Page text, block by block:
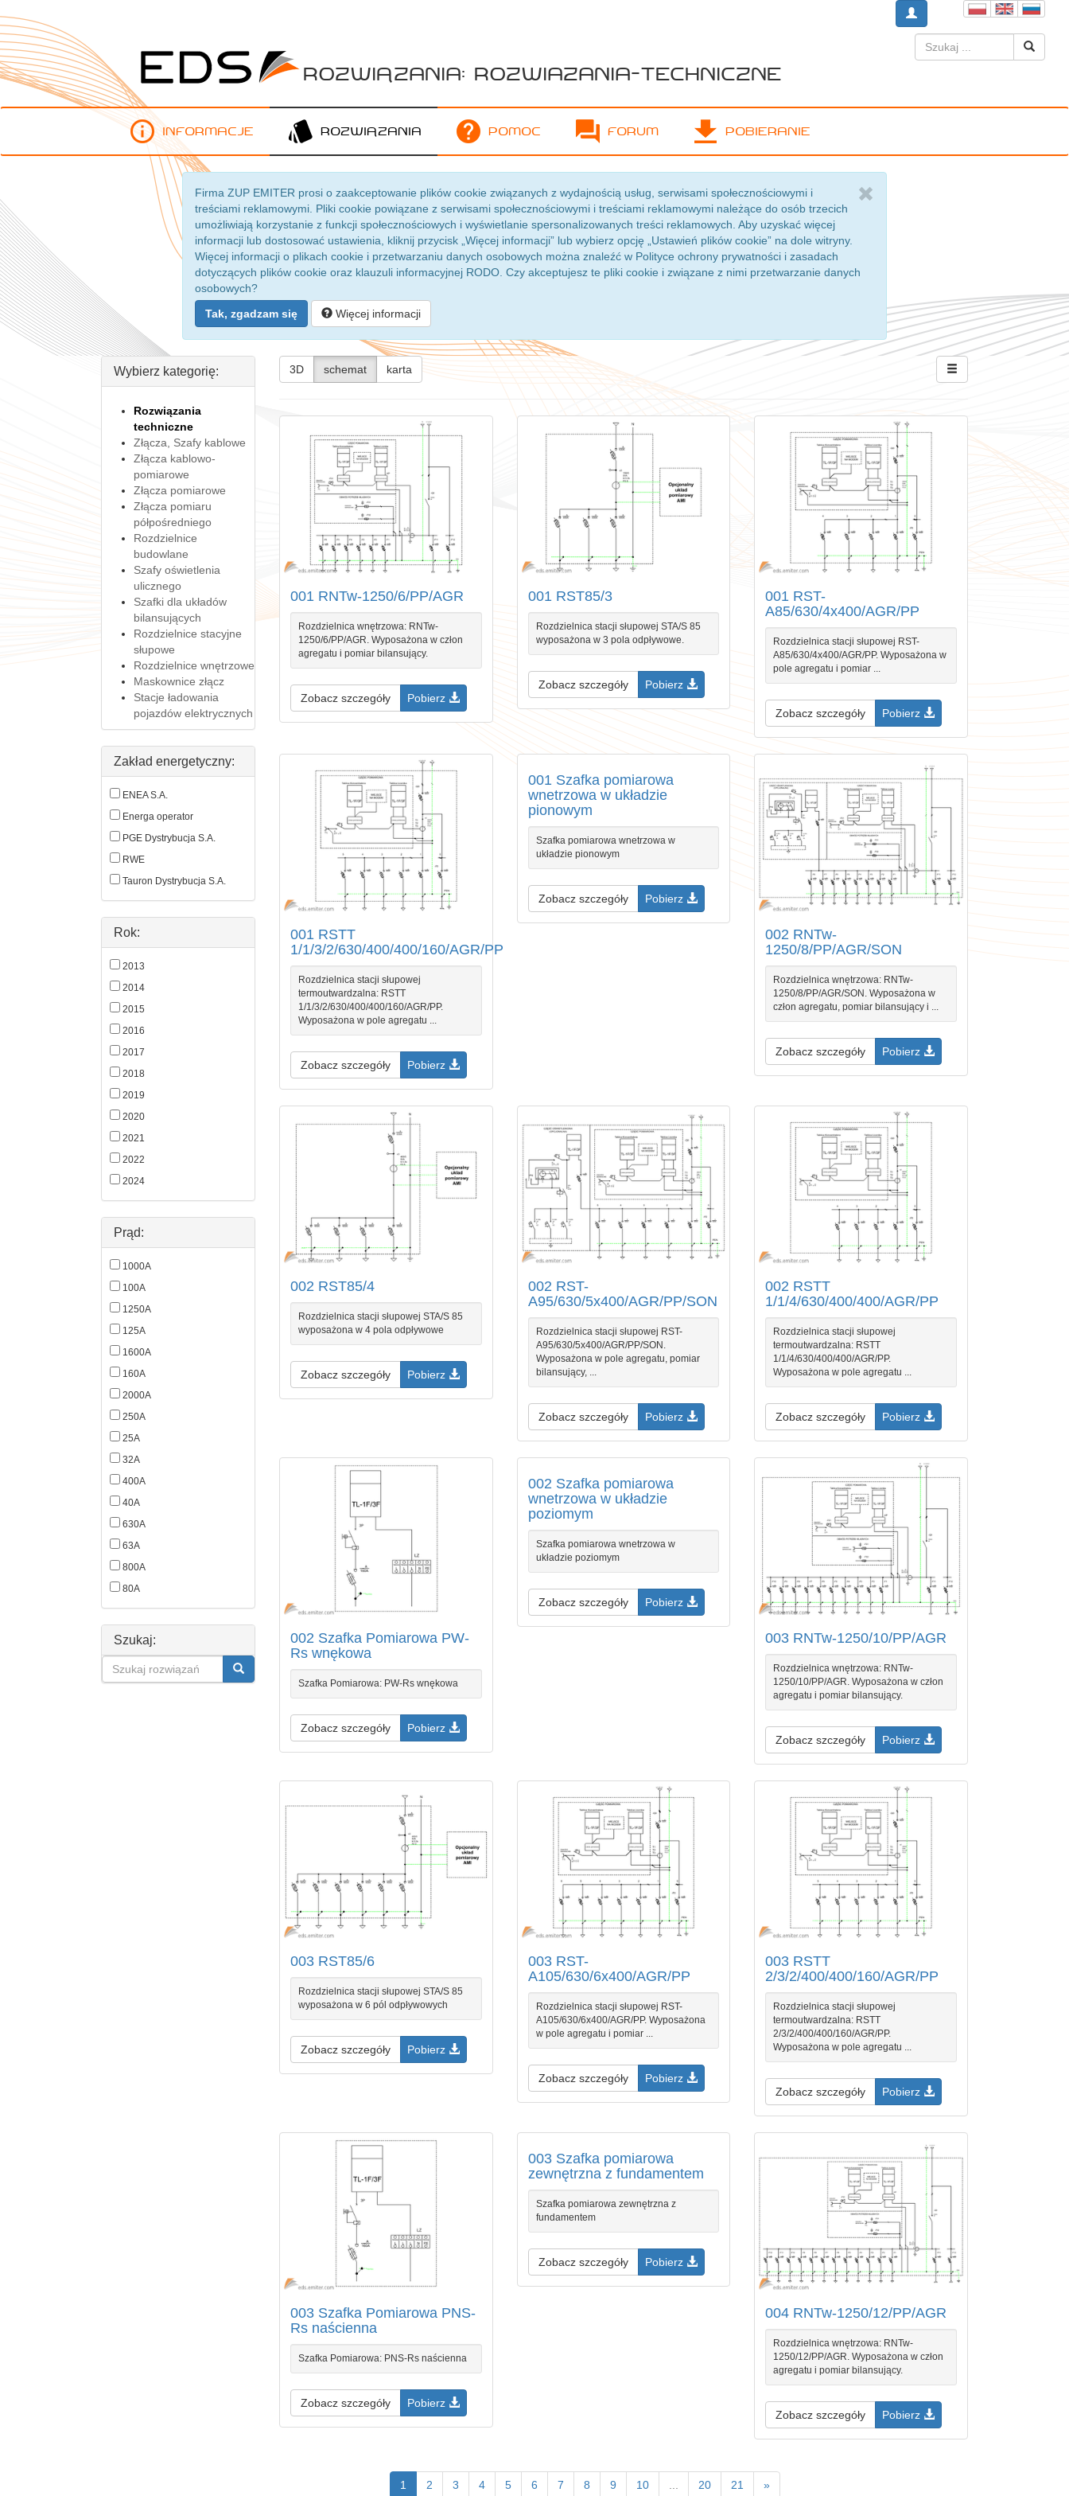
Rozwiązania: rozwiazania-techniczne
Informacje Rozwiązania Pomoc Forum Pobieranie
Firma ZUP EMITER prosi o zaakceptowanie plików cookie związanych z wydajnością usług, serwisami społecznościowymi i
treściami reklamowymi. Pliki cookie powiązane z serwisami społecznościowymi i treściami reklamowymi należące do osób trzecich
umożliwiają korzystanie z funkcji społecznościowych i wyświetlanie spersonalizowanych treści reklamowych. Aby uzyskać więcej
informacji lub dostosować ustawienia, kliknij przycisk „Więcej informacji” lub wybierz opcję „Ustawień plików cookie” na dole witryny.
Więcej informacji o plikach cookie i przetwarzaniu danych osobowych można znaleźć w Polityce ochrony prywatności i zasadach
dotyczących plików cookie oraz klauzuli informacyjnej RODO. Czy akceptujesz te pliki cookie i związane z nimi przetwarzanie danych
osobowych?
Tak, zgadzam się
Więcej informacji
Wybierz kategorię:
Rozwiązania
techniczne
Złącza, Szafy kablowe
Złącza kablowo-
pomiarowe
Złącza pomiarowe
Złącza pomiaru
półpośredniego
Rozdzielnice
budowlane
Szafy oświetlenia
ulicznego
Szafki dla układów
bilansujących
Rozdzielnice stacyjne
słupowe
Rozdzielnice wnętrzowe
Maskownice złącz
Stacje ładowania
pojazdów elektrycznych
Zakład energetyczny:
ENEA S.A.
Energa operator
PGE Dystrybucja S.A.
RWE
Tauron Dystrybucja S.A.
Rok:
2013
2014
2015
2016
2017
2018
2019
2020
2021
2022
2024
Prąd:
1000A
100A
1250A
125A
1600A
160A
2000A
250A
25A
32A
400A
40A
630A
63A
800A
80A
Szukaj:
3D schemat karta
001 RNTw-1250/6/PP/AGR
Rozdzielnica wnętrzowa: RNTw-
1250/6/PP/AGR. Wyposażona w człon
agregatu i pomiar bilansujący.
Zobacz szczegóły Pobierz
001 RST85/3
Rozdzielnica stacji słupowej STA/S 85
wyposażona w 3 pola odpływowe.
Zobacz szczegóły Pobierz
001 RST-
A85/630/4x400/AGR/PP
Rozdzielnica stacji słupowej RST-
A85/630/4x400/AGR/PP. Wyposażona w
pole agregatu i pomiar ...
Zobacz szczegóły Pobierz
001 RSTT
1/1/3/2/630/400/400/160/AGR/PP
Rozdzielnica stacji słupowej
termoutwardzalna: RSTT
1/1/3/2/630/400/400/160/AGR/PP.
Wyposażona w pole agregatu ...
Zobacz szczegóły Pobierz
001 Szafka pomiarowa
wnetrzowa w układzie
pionowym
Szafka pomiarowa wnetrzowa w
układzie pionowym
Zobacz szczegóły Pobierz
002 RNTw-
1250/8/PP/AGR/SON
Rozdzielnica wnętrzowa: RNTw-
1250/8/PP/AGR/SON. Wyposażona w
człon agregatu, pomiar bilansujący i ...
Zobacz szczegóły Pobierz
002 RST85/4
Rozdzielnica stacji słupowej STA/S 85
wyposażona w 4 pola odpływowe
Zobacz szczegóły Pobierz
002 RST-
A95/630/5x400/AGR/PP/SON
Rozdzielnica stacji słupowej RST-
A95/630/5x400/AGR/PP/SON.
Wyposażona w pole agregatu, pomiar
bilansujący, ...
Zobacz szczegóły Pobierz
002 RSTT
1/1/4/630/400/400/AGR/PP
Rozdzielnica stacji słupowej
termoutwardzalna: RSTT
1/1/4/630/400/400/AGR/PP.
Wyposażona w pole agregatu ...
Zobacz szczegóły Pobierz
002 Szafka Pomiarowa PW-
Rs wnękowa
Szafka Pomiarowa: PW-Rs wnękowa
Zobacz szczegóły Pobierz
002 Szafka pomiarowa
wnetrzowa w układzie
poziomym
Szafka pomiarowa wnetrzowa w
układzie poziomym
Zobacz szczegóły Pobierz
003 RNTw-1250/10/PP/AGR
Rozdzielnica wnętrzowa: RNTw-
1250/10/PP/AGR. Wyposażona w człon
agregatu i pomiar bilansujący.
Zobacz szczegóły Pobierz
003 RST85/6
Rozdzielnica stacji słupowej STA/S 85
wyposażona w 6 pól odpływowych
Zobacz szczegóły Pobierz
003 RST-
A105/630/6x400/AGR/PP
Rozdzielnica stacji słupowej RST-
A105/630/6x400/AGR/PP. Wyposażona
w pole agregatu i pomiar ...
Zobacz szczegóły Pobierz
003 RSTT
2/3/2/400/400/160/AGR/PP
Rozdzielnica stacji słupowej
termoutwardzalna: RSTT
2/3/2/400/400/160/AGR/PP.
Wyposażona w pole agregatu ...
Zobacz szczegóły Pobierz
003 Szafka Pomiarowa PNS-
Rs naścienna
Szafka Pomiarowa: PNS-Rs naścienna
Zobacz szczegóły Pobierz
003 Szafka pomiarowa
zewnętrzna z fundamentem
Szafka pomiarowa zewnętrzna z
fundamentem
Zobacz szczegóły Pobierz
004 RNTw-1250/12/PP/AGR
Rozdzielnica wnętrzowa: RNTw-
1250/12/PP/AGR. Wyposażona w człon
agregatu i pomiar bilansujący.
Zobacz szczegóły Pobierz
1 2 3 4 5 6 7 8 9 10 20 21 »